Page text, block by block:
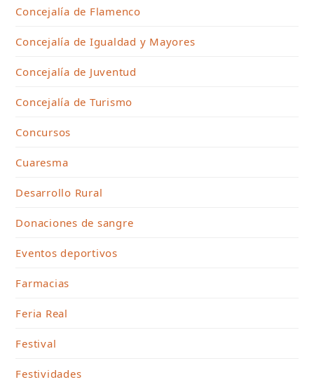
Concejalía de Flamenco
Concejalía de Igualdad y Mayores
Concejalía de Juventud
Concejalía de Turismo
Concursos
Cuaresma
Desarrollo Rural
Donaciones de sangre
Eventos deportivos
Farmacias
Feria Real
Festival
Festividades